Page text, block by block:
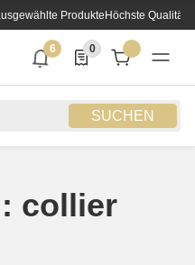
ProdukteHöchste Qualität
SUCHEN
6
6 neue Notifizierungen
0
0 Produkte in der
collier